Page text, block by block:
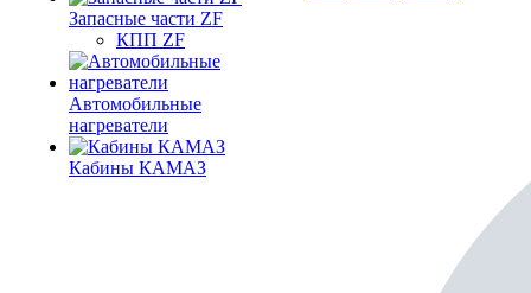
Запасные части ZF
КПП ZF
Автомобильные
нагреватели
Кабины КАМАЗ